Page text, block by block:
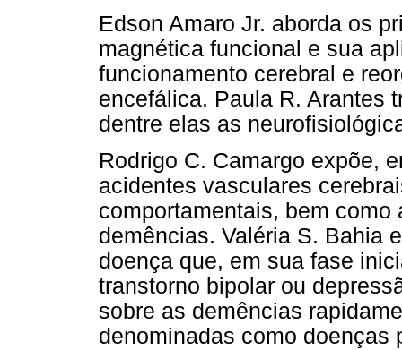
Edson Amaro Jr. aborda os
magnética funcional e sua
funcionamento cerebral e
encefálica. Paula R. Arantes
dentre elas as
Rodrigo C. Camargo expõe,
acidentes vasculares
comportamentais, bem
demências. Valéria S. Bahia
doença que, em sua fase
transtorno bipolar ou
sobre as demências
denominadas como doenças